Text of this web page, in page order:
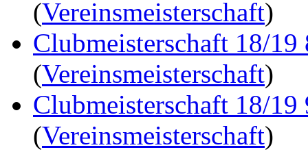
(Vereinsmeisterschaft)
Clubmeisterschaft 18/19
(Vereinsmeisterschaft)
Clubmeisterschaft 18/19
(Vereinsmeisterschaft)